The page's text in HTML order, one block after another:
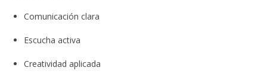
Comunicación clara
Escucha activa
Creatividad aplicada